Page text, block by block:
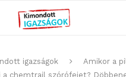
igazságok
Amikor a
chemtrail szórófejet?